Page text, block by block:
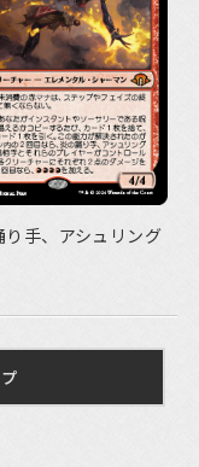
り手、アシュリング